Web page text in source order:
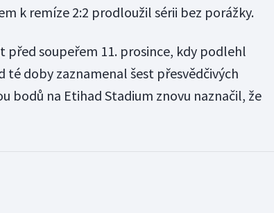
k remíze 2:2 prodloužil sérii bez porážky.
před soupeřem 11. prosince, kdy podlehl
té doby zaznamenal šest přesvědčivých
bodů na Etihad Stadium znovu naznačil, že